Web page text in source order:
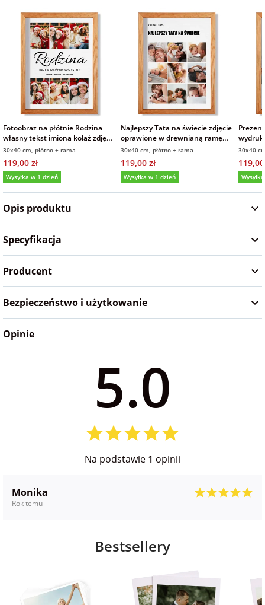
Fotoksiążki
Dodatki i
opakowania
na Dzień
Chłopaka
na Dzień Kobiet
na walentynki
na mikołajki
na Dzień Babci i
Dziadka
na Wielkanoc
na wieczór
panieński
dla przyjaciółki
dla przyjaciela
Fotoobraz na płótnie Rodzina
własny tekst imiona kolaż zdjęć
w drewnianej ramie 30x40 cm
30x40 cm, płótno + rama
119,00 zł
Wysyłka w 1 dzień
Najlepszy Tata na świecie zdjęcie
oprawione w drewnianą ramę
kolaż zdjęć na płótnie 30x40 cm
prezent na Dzień Taty
30x40 cm, płótno + rama
119,00 zł
Wysyłka w 1 dzień
wydruk
30x40
30x40
119,00
Opis produktu
Specyfikacja
Producent
Bezpieczeństwo i użytkowanie
Opinie
5.0
Na podstawie 1 opinii
Monika
Rok temu
Bestsellery